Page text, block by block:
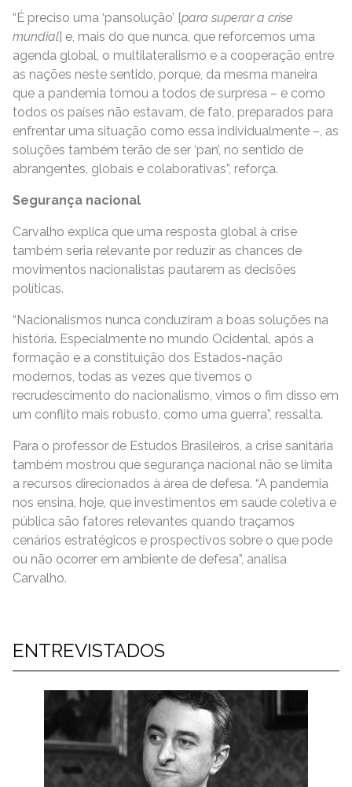
“É preciso uma ‘pansolução’ [para superar a crise
mundial] e, mais do que nunca, que reforcemos uma
agenda global, o multilateralismo e a cooperação entre
as nações neste sentido, porque, da mesma maneira
que a pandemia tomou a todos de surpresa – e como
todos os países não estavam, de fato, preparados para
enfrentar uma situação como essa individualmente –, as
soluções também terão de ser ‘pan’, no sentido de
abrangentes, globais e colaborativas”, reforça.
Segurança nacional
Carvalho explica que uma resposta global à crise
também seria relevante por reduzir as chances de
movimentos nacionalistas pautarem as decisões
políticas.
“Nacionalismos nunca conduziram a boas soluções na
história. Especialmente no mundo Ocidental, após a
formação e a constituição dos Estados-nação
modernos, todas as vezes que tivemos o
recrudescimento do nacionalismo, vimos o fim disso em
um conflito mais robusto, como uma guerra”, ressalta.
Para o professor de Estudos Brasileiros, a crise sanitária
também mostrou que segurança nacional não se limita
a recursos direcionados à área de defesa. “A pandemia
nos ensina, hoje, que investimentos em saúde coletiva e
pública são fatores relevantes quando traçamos
cenários estratégicos e prospectivos sobre o que pode
ou não ocorrer em ambiente de defesa”, analisa
Carvalho.
ENTREVISTADOS